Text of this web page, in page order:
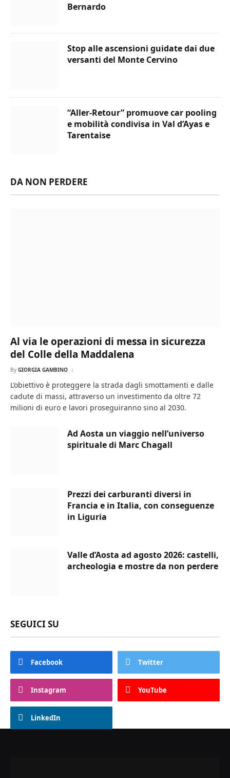
Bernardo
Stop alle ascensioni guidate dai due
versanti del Monte Cervino
“Aller-Retour” promuove car pooling
e mobilità condivisa in Val d’Ayas e
Tarentaise
DA NON PERDERE
Al via le operazioni di messa in sicurezza
del Colle della Maddalena
By GIORGIA GAMBINO
L’obiettivo è proteggere la strada dagli smottamenti e dalle
cadute di massi, attraverso un investimento da oltre 72
milioni di euro e lavori proseguiranno sino al 2030.
Ad Aosta un viaggio nell’universo
spirituale di Marc Chagall
Prezzi dei carburanti diversi in
Francia e in Italia, con conseguenze
in Liguria
Valle d’Aosta ad agosto 2026: castelli,
archeologia e mostre da non perdere
SEGUICI SU
Facebook Twitter
Instagram YouTube
LinkedIn